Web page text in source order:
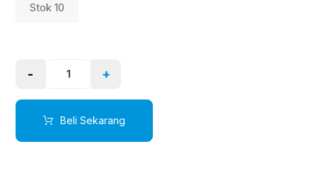
Stok 10
- +
Beli Sekarang